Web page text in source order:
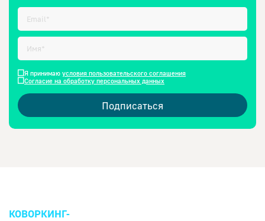
Я принимаю условия пользовательского соглашения
Согласие на обработку персональных данных
Подписаться
КОВОРКИНГ-